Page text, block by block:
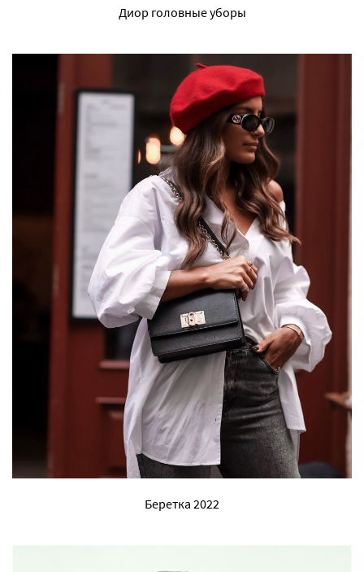
Диор головные уборы
Беретка 2022